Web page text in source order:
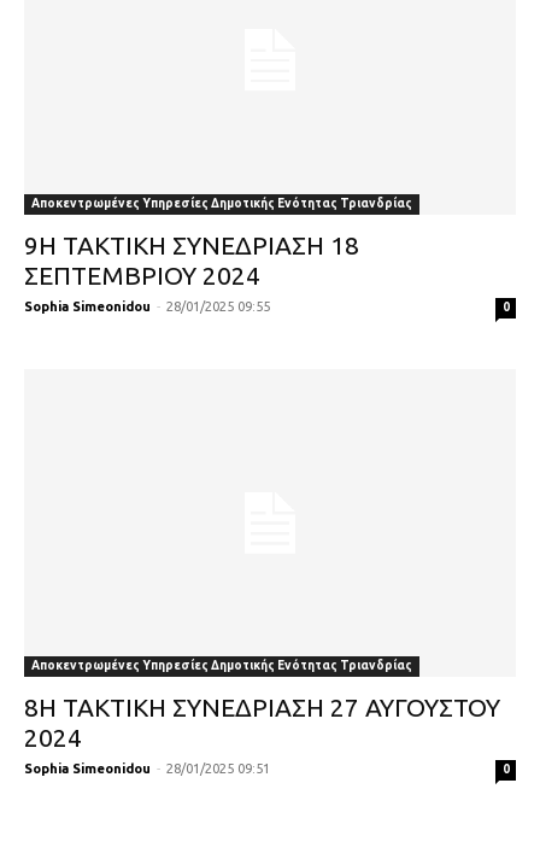
Αποκεντρωμένες Υπηρεσίες Δημοτικής Ενότητας Τριανδρίας
9Η ΤΑΚΤΙΚΗ ΣΥΝΕΔΡΙΑΣΗ 18
ΣΕΠΤΕΜΒΡΙΟΥ 2024
Sophia Simeonidou - 28/01/2025 09:55 0
Αποκεντρωμένες Υπηρεσίες Δημοτικής Ενότητας Τριανδρίας
8Η ΤΑΚΤΙΚΗ ΣΥΝΕΔΡΙΑΣΗ 27 ΑΥΓΟΥΣΤΟΥ
2024
Sophia Simeonidou - 28/01/2025 09:51 0